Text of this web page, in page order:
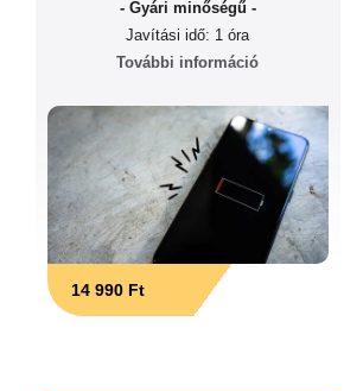
- Gyári minőségű -
Javítási idő: 1 óra
További információ
14 990 Ft